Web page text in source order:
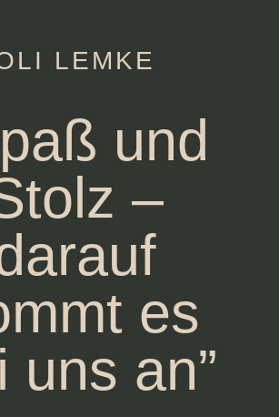
LEMKE
und
–
es
uns an”